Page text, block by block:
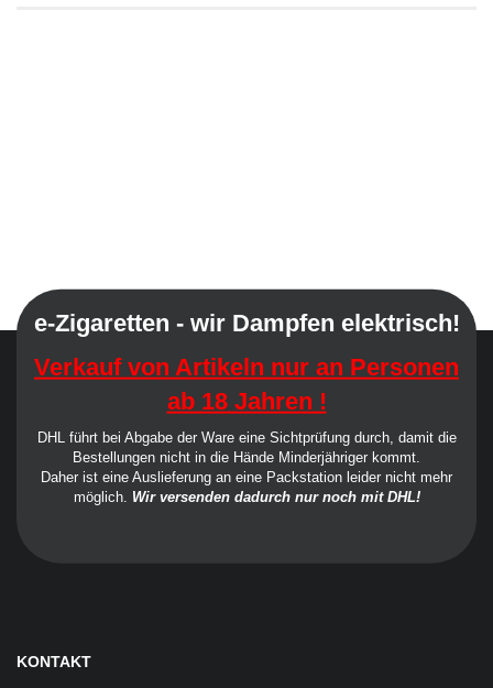
e-Zigaretten - wir Dampfen elektrisch!
Verkauf von Artikeln nur an Personen
ab 18 Jahren !
DHL führt bei Abgabe der Ware eine Sichtprüfung durch, damit die
Bestellungen nicht in die Hände Minderjähriger kommt.
Daher ist eine Auslieferung an eine Packstation leider nicht mehr
möglich. Wir versenden dadurch nur noch mit DHL!
KONTAKT